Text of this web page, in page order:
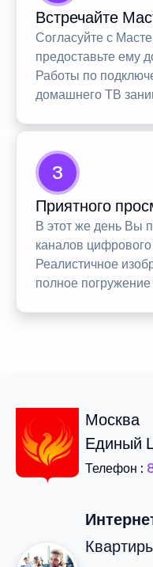
Встречайте
Согласуйте с
предоставьте ему
Работы по
домашнего ТВ
3
Приятного
В этот же день Вы
каналов
Реалистичное
полное
Москва
Единый
Телефон :